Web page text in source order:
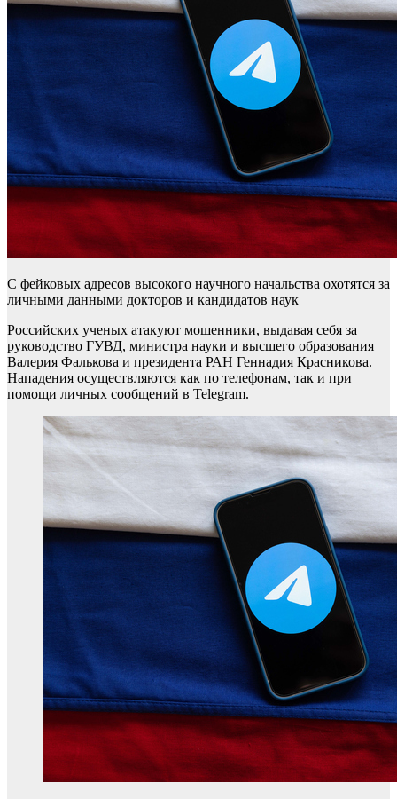
С фейковых адресов высокого научного начальства охотятся за
личными данными докторов и кандидатов наук
Российских ученых атакуют мошенники, выдавая себя за
руководство ГУВД, министра науки и высшего образования
Валерия Фалькова и президента РАН Геннадия Красникова.
Нападения осуществляются как по телефонам, так и при
помощи личных сообщений в Telegram.